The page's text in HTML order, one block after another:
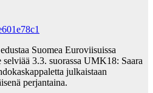
Suomea Euroviisuissa
selviää 3.3. suorassa UMK18: Saara
julkaistaan
perjantaina.